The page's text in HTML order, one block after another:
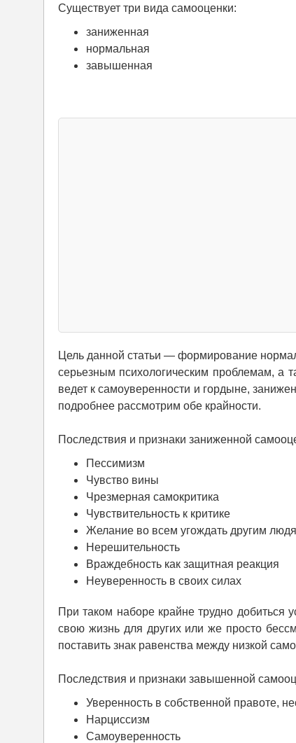
Существует три вида самооценки:
заниженная
нормальная
завышенная
Цель данной статьи — формирование
серьезным психологическим проблемам, а
ведет к самоуверенности и гордыне,
подробнее рассмотрим обе крайности.
Последствия и признаки заниженной
Пессимизм
Чувство вины
Чрезмерная самокритика
Чувствительность к критике
Желание во всем угождать другим
Нерешительность
Враждебность как защитная реакция
Неуверенность в своих силах
При таком наборе крайне трудно добиться
свою жизнь для других или же просто
поставить знак равенства между низкой
Последствия и признаки завышенной
Уверенность в собственной правоте,
Нарциссизм
Самоуверенность